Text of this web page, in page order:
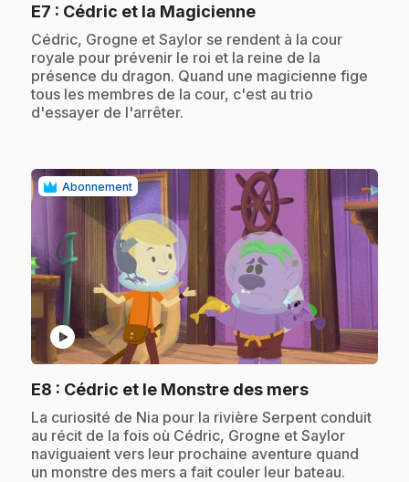
E7 : Cédric et la Magicienne.
.Cédric, Grogne et Saylor se rendent à la cour
royale pour prévenir le roi et la reine de la
présence du dragon. Quand une magicienne fige
tous les membres de la cour, c'est au trio
d'essayer de l'arrêter.
Abonnement
play_circle
E8 : Cédric et le Monstre des mers.
.La curiosité de Nia pour la rivière Serpent conduit
au récit de la fois où Cédric, Grogne et Saylor
naviguaient vers leur prochaine aventure quand
un monstre des mers a fait couler leur bateau.